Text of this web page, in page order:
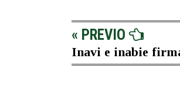
« PREVIO
Inavi e inabie